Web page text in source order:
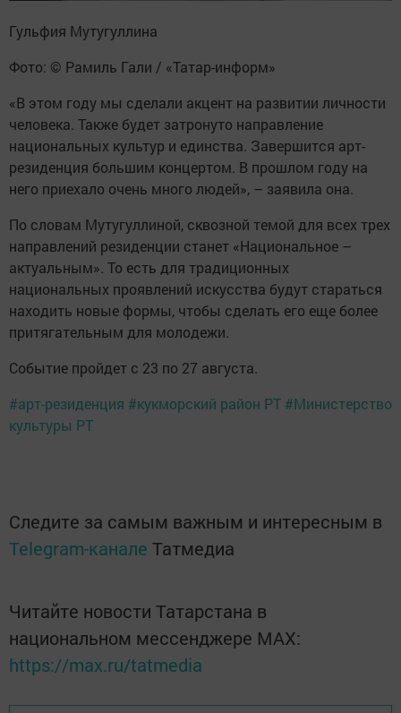
Гульфия Мутугуллина
Фото: © Рамиль Гали / «Татар-информ»
«В этом году мы сделали акцент на развитии личности
человека. Также будет затронуто направление
национальных культур и единства. Завершится арт-
резиденция большим концертом. В прошлом году на
него приехало очень много людей», – заявила она.
По словам Мутугуллиной, сквозной темой для всех трех
направлений резиденции станет «Национальное –
актуальным». То есть для традиционных
национальных проявлений искусства будут стараться
находить новые формы, чтобы сделать его еще более
притягательным для молодежи.
Событие пройдет с 23 по 27 августа.
#арт-резиденция #кукморский район РТ#Министерство
культуры РТ
Следите за самым важным и интересным в
Telegram-канале Татмедиа
Читайте новости Татарстана в
национальном мессенджере MАХ:
https://max.ru/tatmedia